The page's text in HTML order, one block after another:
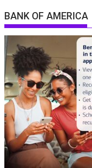
BANK OF AMERICA